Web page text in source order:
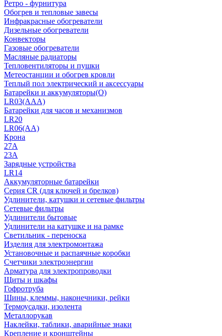
Ретро - фурнитура
Обогрев и тепловые завесы
Инфракрасные обогреватели
Дизельные обогреватели
Конвекторы
Газовые обогреватели
Масляные радиаторы
Тепловентиляторы и пушки
Метеостанции и обогрев кровли
Теплый пол электрический и аксессуары
Батарейки и аккумуляторы(О)
LR03(AAA)
Батарейки для часов и механизмов
LR20
LR06(AA)
Крона
27A
23A
Зарядные устройства
LR14
Аккумуляторные батарейки
Серия CR (для ключей и брелков)
Удлинители, катушки и сетевые фильтры
Сетевые фильтры
Удлинители бытовые
Удлинители на катушке и на рамке
Светильник - переноска
Изделия для электромонтажа
Установочные и распаячные коробки
Счетчики электроэнергии
Арматура для электропроводки
Щиты и шкафы
Гофротруба
Шины, клеммы, наконечники, рейки
Термоусадки, изолента
Металлорукав
Наклейки, таблики, аварийные знаки
Крепление и кронштейны